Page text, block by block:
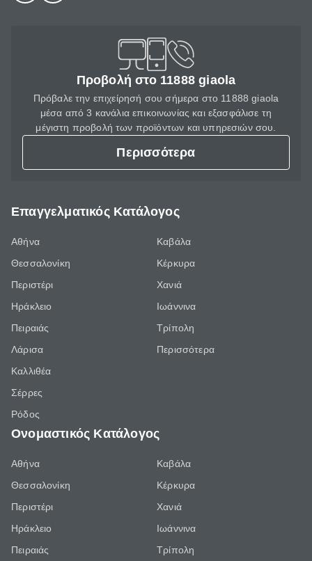
Προβολή στο 11888 giaola
Πρόβαλε την επιχείρησή σου σήμερα στο 11888 giaola
μέσα από 3 κανάλια επικοινωνίας και εξασφάλισε τη
μέγιστη προβολή των προϊόντων και υπηρεσιών σου.
Περισσότερα
Επαγγελματικός Κατάλογος
Αθήνα
Θεσσαλονίκη
Περιστέρι
Ηράκλειο
Πειραιάς
Λάρισα
Καλλιθέα
Σέρρες
Ρόδος
Καβάλα
Κέρκυρα
Χανιά
Ιωάννινα
Τρίπολη
Περισσότερα
Ονομαστικός Κατάλογος
Αθήνα
Θεσσαλονίκη
Περιστέρι
Ηράκλειο
Πειραιάς
Καβάλα
Κέρκυρα
Χανιά
Ιωάννινα
Τρίπολη